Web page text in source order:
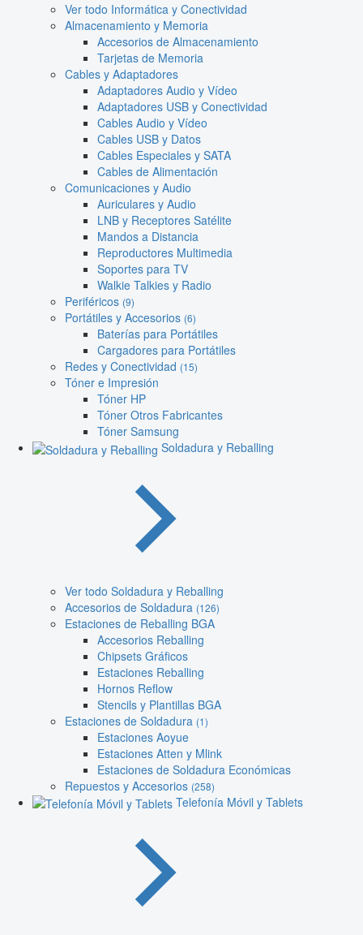
Ver todo Informática y Conectividad
Almacenamiento y Memoria
Accesorios de Almacenamiento
Tarjetas de Memoria
Cables y Adaptadores
Adaptadores Audio y Vídeo
Adaptadores USB y Conectividad
Cables Audio y Vídeo
Cables USB y Datos
Cables Especiales y SATA
Cables de Alimentación
Comunicaciones y Audio
Auriculares y Audio
LNB y Receptores Satélite
Mandos a Distancia
Reproductores Multimedia
Soportes para TV
Walkie Talkies y Radio
Periféricos (9)
Portátiles y Accesorios (6)
Baterías para Portátiles
Cargadores para Portátiles
Redes y Conectividad (15)
Tóner e Impresión
Tóner HP
Tóner Otros Fabricantes
Tóner Samsung
Soldadura y Reballing
Ver todo Soldadura y Reballing
Accesorios de Soldadura (126)
Estaciones de Reballing BGA
Accesorios Reballing
Chipsets Gráficos
Estaciones Reballing
Hornos Reflow
Stencils y Plantillas BGA
Estaciones de Soldadura (1)
Estaciones Aoyue
Estaciones Atten y Mlink
Estaciones de Soldadura Económicas
Repuestos y Accesorios (258)
Telefonía Móvil y Tablets